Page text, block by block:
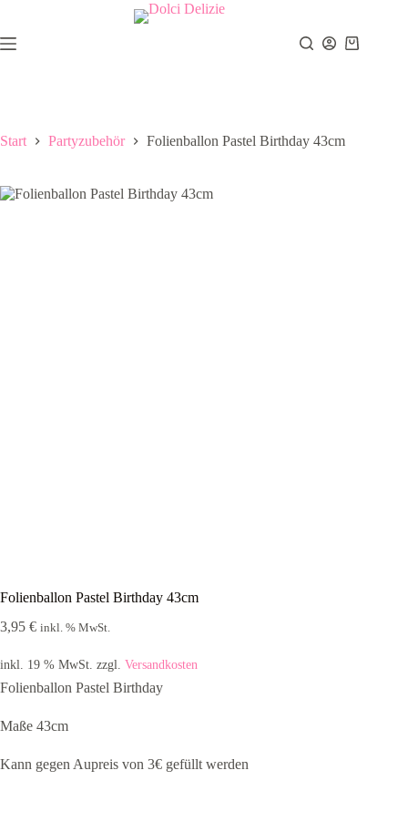
springen
Warenkorb
Start Partyzubehör Folienballon Pastel Birthday 43cm
Folienballon Pastel Birthday 43cm
3,95 € inkl. % MwSt.
inkl. 19 % MwSt. zzgl. Versandkosten
Folienballon Pastel Birthday
Maße 43cm
Kann gegen Aupreis von 3€ gefüllt werden